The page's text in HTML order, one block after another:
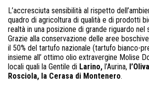
L’accresciuta sensibilità al rispetto
quadro di agricoltura di qualità e di prodotti
realtà in una posizione di grande riguardo nel
Grazie alla conservazione delle aree
il 50% del tartufo nazionale (tartufo bianco-
insieme all’ ottimo olio extravergine Molise
locali quali la Gentile di Larino,l’Aurina,
Rosciola, la Cerasa di Montenero.